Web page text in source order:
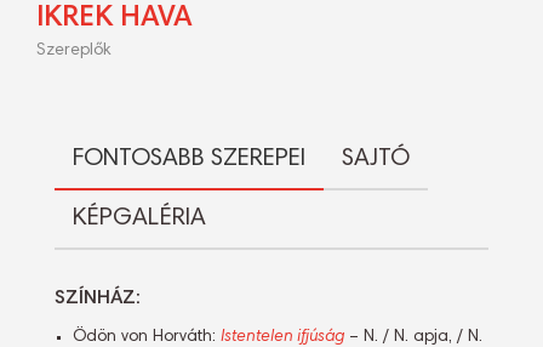
IKREK HAVA
Szereplők
FONTOSABB SZEREPEI SAJTÓ
KÉPGALÉRIA
SZÍNHÁZ:
Ödön von Horváth: Istentelen ifjúság – N. / N. apja, / N.